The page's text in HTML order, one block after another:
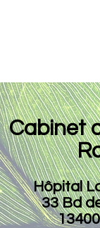
Cabinet
Hôpital
33 Bd